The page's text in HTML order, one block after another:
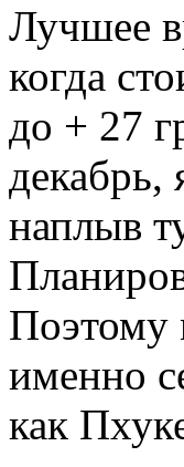
Лучшее
когда
до + 27
декабрь,
наплыв
Поэтому
именно
как